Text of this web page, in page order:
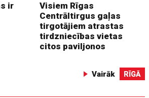
ir
Visiem Rīgas
Centrāltirgus gaļas
tirgotājiem atrastas
tirdzniecības vietas
citos paviljonos
Vairāk RĪGĀ